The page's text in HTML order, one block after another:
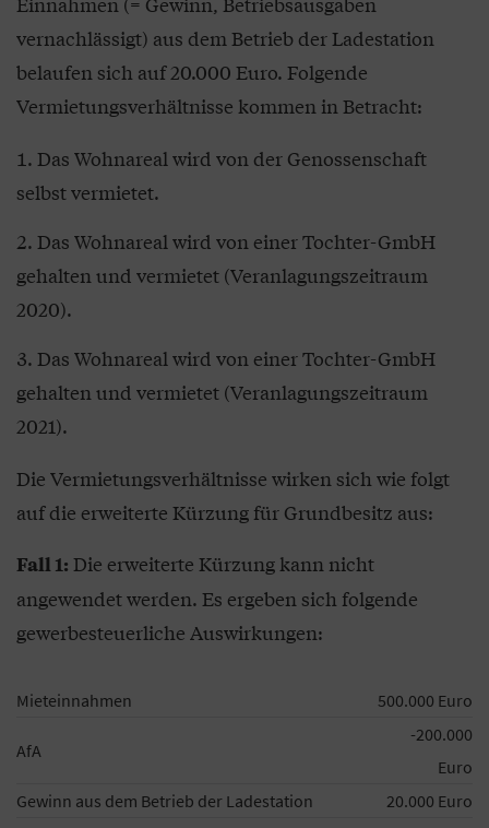
vernachlässigt) aus dem Betrieb der Ladestation
belaufen sich auf 20.000 Euro. Folgende
Vermietungsverhältnisse kommen in Betracht:
Das Wohnareal wird von der Genossenschaft
selbst vermietet.
Das Wohnareal wird von einer Tochter-GmbH
gehalten und vermietet (Veranlagungszeitraum
2020).
Das Wohnareal wird von einer Tochter-GmbH
gehalten und vermietet (Veranlagungszeitraum
2021).
Die Vermietungsverhältnisse wirken sich wie folgt
auf die erweiterte Kürzung für Grundbesitz aus:
Fall 1: Die erweiterte Kürzung kann nicht
angewendet werden. Es ergeben sich folgende
gewerbesteuerliche Auswirkungen:
Mieteinnahmen 500.000 Euro
AfA
-200.000
Euro
Gewinn aus dem Betrieb der Ladestation
20.000 Euro